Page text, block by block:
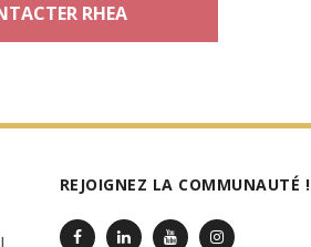
RHEA
REJOIGNEZ LA COMMUNAUTÉ !